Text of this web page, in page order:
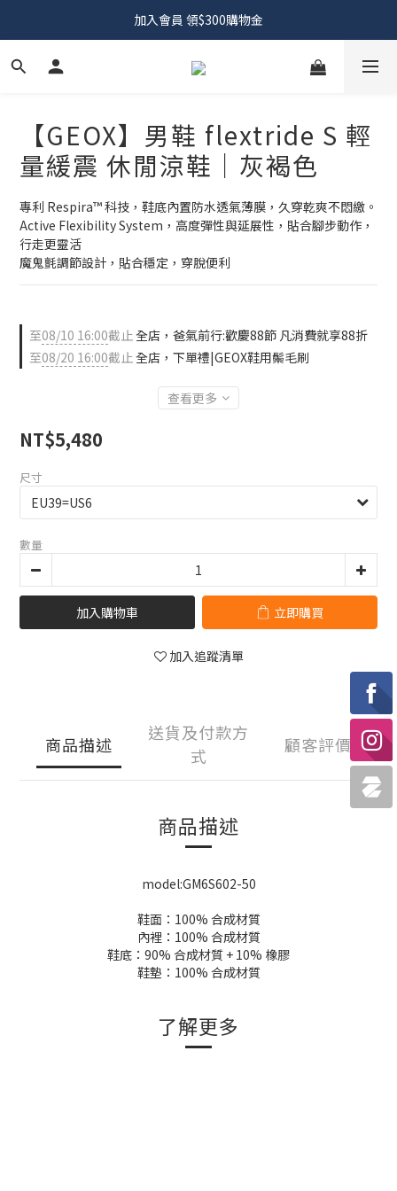
加入會員 領$300購物金
【GEOX】男鞋 flextride S 輕
量緩震 休閒涼鞋｜灰褐色
專利 Respira™ 科技，鞋底內置防水透氣薄膜，久穿乾爽不悶繳。
Active Flexibility System，高度彈性與延展性，貼合腳步動作，
行走更靈活
魔鬼氈調節設計，貼合穩定，穿脫便利
至08/10 16:00截止全店，爸氣前行:歡慶88節 凡消費就享88折
至08/20 16:00截止全店，下單禮|GEOX鞋用鬃毛刷
查看更多
NT$5,480
尺寸
數量
加入購物車 立即購買
加入追蹤清單
商品描述
送貨及付款方
式
顧客評價
商品描述
model:GM6S602-50
鞋面：100% 合成材質
內裡：100% 合成材質
鞋底：90% 合成材質 + 10% 橡膠
鞋墊：100% 合成材質
了解更多